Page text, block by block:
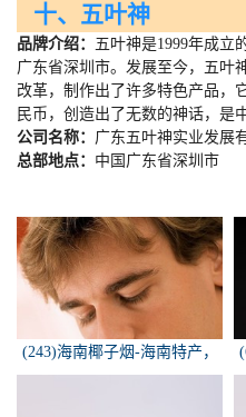
十、五叶神
品牌介绍： 五叶神是1999年成立
广东省深圳市。发展至今，五叶
改革，制作出了许多特色产品，
民币，创造出了无数的神话，是
公司名称： 广东五叶神实业发展
总部地点： 中国广东省深圳市
(243)海南椰子烟-海南特产，
椰子香烟，槟榔香烟，叶子包